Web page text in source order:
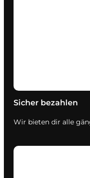
Sicher bezahlen
Wir bieten dir alle